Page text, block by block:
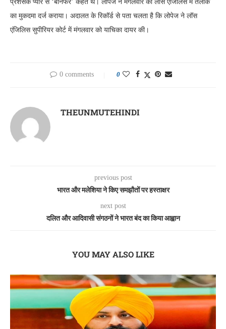
प्रशंसक प्यार से ‘बेनिफर’ कहते थे। लोपेज ने मंगलवार को लॉस एंजिलिस में तलाक
का मुकदमा दर्ज कराया। अदालत के रिकॉर्ड से पता चलता है कि लोपेज ने लॉस
एंजिलिस सुपीरियर कोर्ट में मंगलवार को याचिका दायर की।
0 comments 0
THEUNMUTEHINDI
previous post
भारत और मलेशिया ने किए समझौतों पर हस्ताक्षर
next post
दलित और आदिवासी संगठनों ने भारत बंद का किया आह्वान
YOU MAY ALSO LIKE